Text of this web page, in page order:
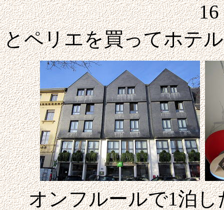
16
とペリエを買ってホテ
オンフルールで1泊し